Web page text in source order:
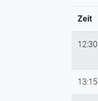
Zeit
12:30
13:15